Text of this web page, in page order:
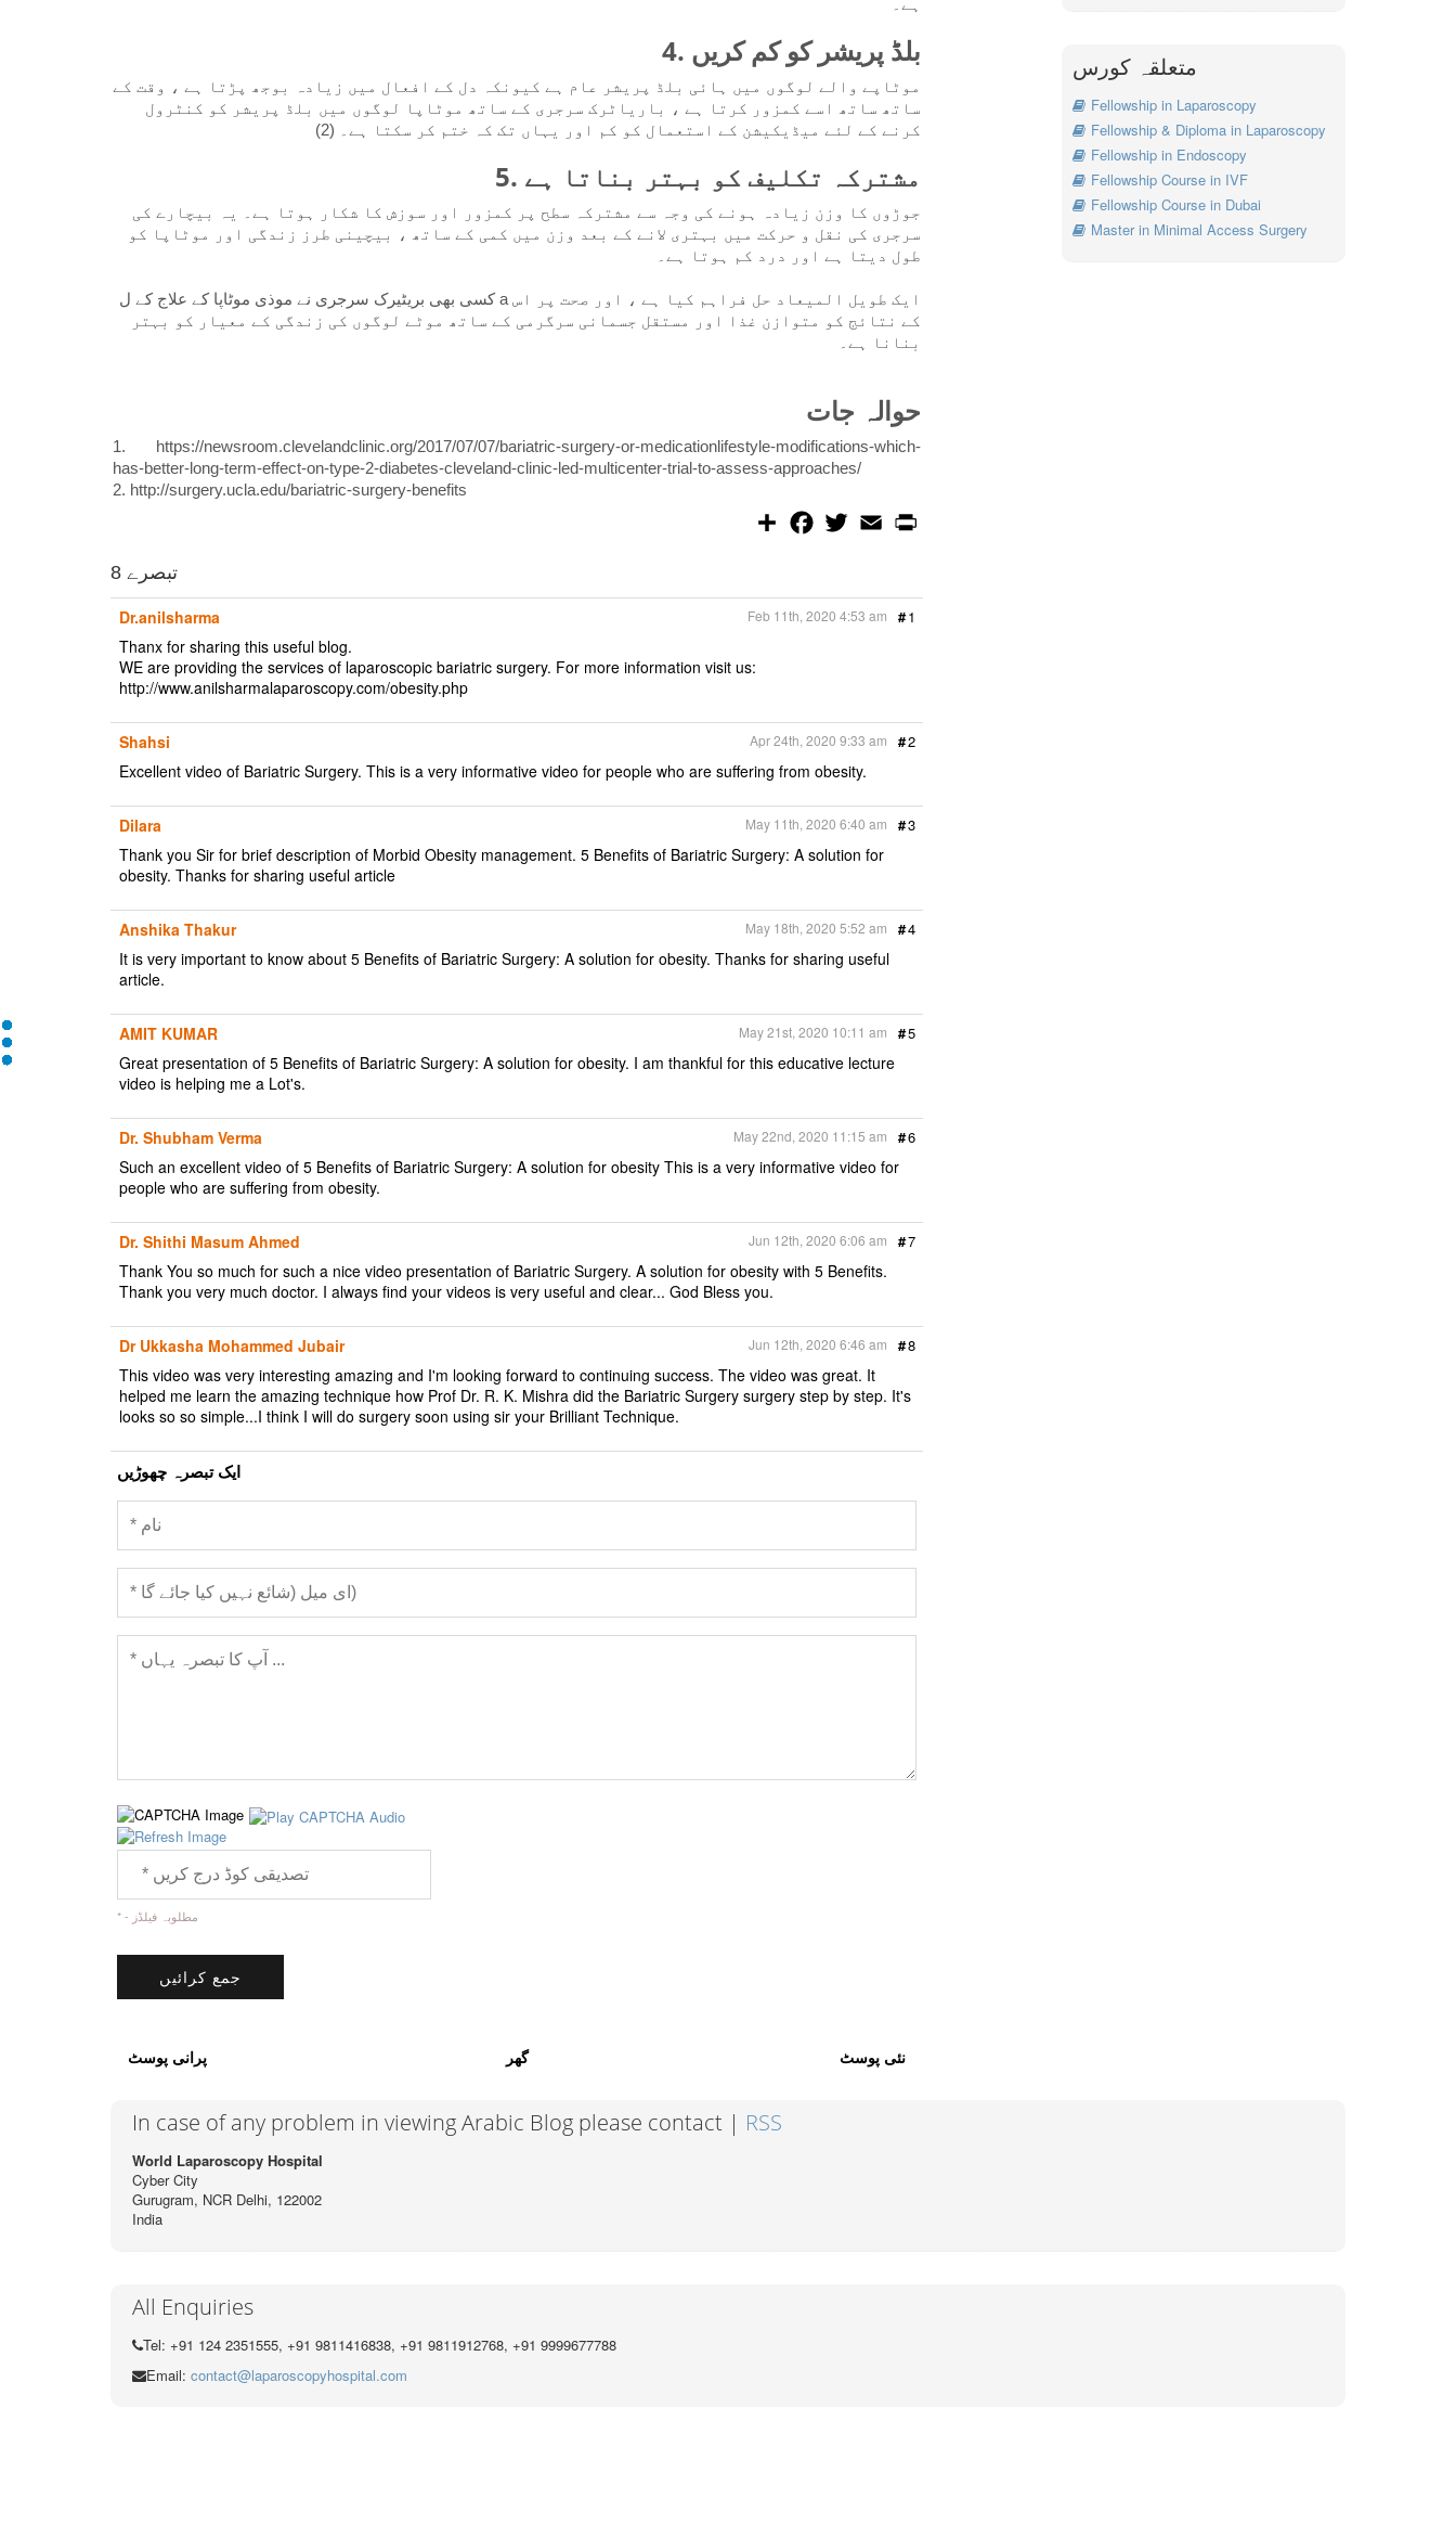
ہے۔
4. بلڈ پریشر کو کم کریں
موٹاپے والے لوگوں میں ہائی بلڈ پریشر عام ہے کیونکہ دل کے افعال میں زیادہ بوجھ پڑتا ہے ، وقت کے
ساتھ ساتھ اسے کمزور کرتا ہے ، باریاٹرک سرجری کے ساتھ موٹاپا لوگوں میں بلڈ پریشر کو کنٹرول
کرنے کے لئے میڈیکیشن کے استعمال کو کم اور یہاں تک کہ ختم کر سکتا ہے۔ (2)
5. مشترکہ تکلیف کو بہتر بناتا ہے
جوڑوں کا وزن زیادہ ہونے کی وجہ سے مشترکہ سطح پر کمزور اور سوزش کا شکار ہوتا ہے۔ یہ بیچارے کی
سرجری کی نقل و حرکت میں بہتری لانے کے بعد وزن میں کمی کے ساتھ ، بیچینی طرز زندگی اور موٹاپا کو
طول دیتا ہے اور درد کم ہوتا ہے۔
کسی بھی بریٹیرک سرجری نے موذی موٹاپا کے علاج کے ل a ایک طویل المیعاد حل فراہم کیا ہے ، اور صحت پر اس
کے نتائج کو متوازن غذا اور مستقل جسمانی سرگرمی کے ساتھ موٹے لوگوں کی زندگی کے معیار کو بہتر
بنانا ہے۔
حوالہ جات
1. https://newsroom.clevelandclinic.org/2017/07/07/bariatric-surgery-or-medicationlifestyle-modifications-which-
has-better-long-term-effect-on-type-2-diabetes-cleveland-clinic-led-multicenter-trial-to-assess-approaches/
2. http://surgery.ucla.edu/bariatric-surgery-benefits
S
o
o
w
e
r
E
m
8 تبصرے
Dr.anilsharma #1
Feb 11th, 2020 4:53 am
Thanx for sharing this useful blog.
WE are providing the services of laparoscopic bariatric surgery. For more information visit us:
http://www.anilsharmalaparoscopy.com/obesity.php
Shahsi #2
Apr 24th, 2020 9:33 am
Excellent video of Bariatric Surgery. This is a very informative video for people who are suffering from obesity.
Dilara #3
May 11th, 2020 6:40 am
Thank you Sir for brief description of Morbid Obesity management. 5 Benefits of Bariatric Surgery: A solution for
obesity. Thanks for sharing useful article
Anshika Thakur #4
May 18th, 2020 5:52 am
It is very important to know about 5 Benefits of Bariatric Surgery: A solution for obesity. Thanks for sharing useful
article.
AMIT KUMAR #5
May 21st, 2020 10:11 am
Great presentation of 5 Benefits of Bariatric Surgery: A solution for obesity. I am thankful for this educative lecture
video is helping me a Lot's.
Dr. Shubham Verma #6
May 22nd, 2020 11:15 am
Such an excellent video of 5 Benefits of Bariatric Surgery: A solution for obesity This is a very informative video for
people who are suffering from obesity.
Dr. Shithi Masum Ahmed #7
Jun 12th, 2020 6:06 am
Thank You so much for such a nice video presentation of Bariatric Surgery. A solution for obesity with 5 Benefits.
Thank you very much doctor. I always find your videos is very useful and clear... God Bless you.
Dr Ukkasha Mohammed Jubair #8
Jun 12th, 2020 6:46 am
This video was very interesting amazing and I'm looking forward to continuing success. The video was great. It
helped me learn the amazing technique how Prof Dr. R. K. Mishra did the Bariatric Surgery surgery step by step. It's
looks so so simple...I think I will do surgery soon using sir your Brilliant Technique.
ایک تبصرہ چھوڑیں
* - مطلوبہ فیلڈز
پرانی پوسٹ گھر نئی پوسٹ
متعلقہ کورس
Fellowship in Laparoscopy
Fellowship & Diploma in Laparoscopy
Fellowship in Endoscopy
Fellowship Course in IVF
Fellowship Course in Dubai
Master in Minimal Access Surgery
In case of any problem in viewing Arabic Blog please contact | RSS
World Laparoscopy Hospital
Cyber City
Gurugram, NCR Delhi, 122002
India
All Enquiries
Tel: +91 124 2351555, +91 9811416838, +91 9811912768, +91 9999677788
Email: contact@laparoscopyhospital.com